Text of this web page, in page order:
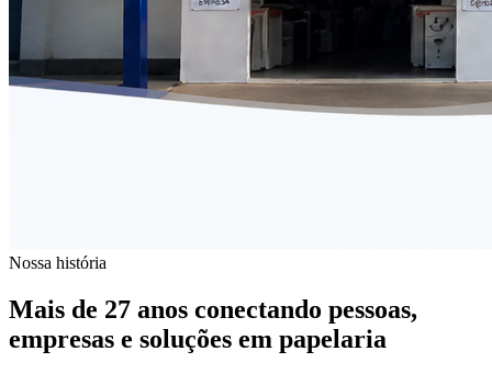
Nossa história
Mais de 27 anos conectando pessoas,
empresas e soluções em papelaria